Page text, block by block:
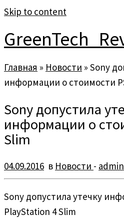
Skip to content
Главная » Новости » Sony
информации о стоимости
Sony допустила
информации о
Slim
04.09.2016 в Новости - admin
Sony допустила утечку
PlayStation 4 Slim